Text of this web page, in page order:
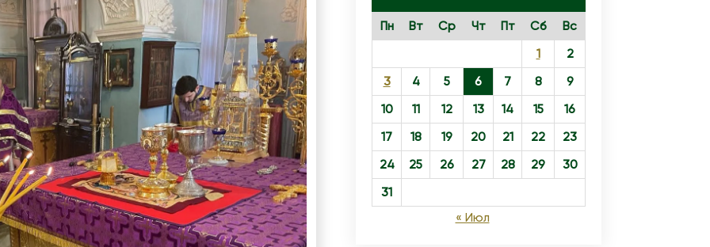
Пн Вт Ср Чт Пт Сб
Вс
1
2
3
4 5 6 7 8
9
10
11 12 13 14 15
16
17
18 19 20 21 22
23
24
25 26 27 28 29
30
31
« Июл